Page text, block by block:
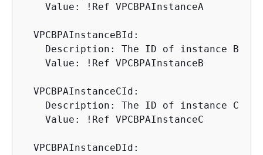
    Value: !Ref VPCBPAInstanceA
  VPCBPAInstanceBId:
    Description: The ID of instance B
    Value: !Ref VPCBPAInstanceB
  VPCBPAInstanceCId:
    Description: The ID of instance C
    Value: !Ref VPCBPAInstanceC
  VPCBPAInstanceDId: